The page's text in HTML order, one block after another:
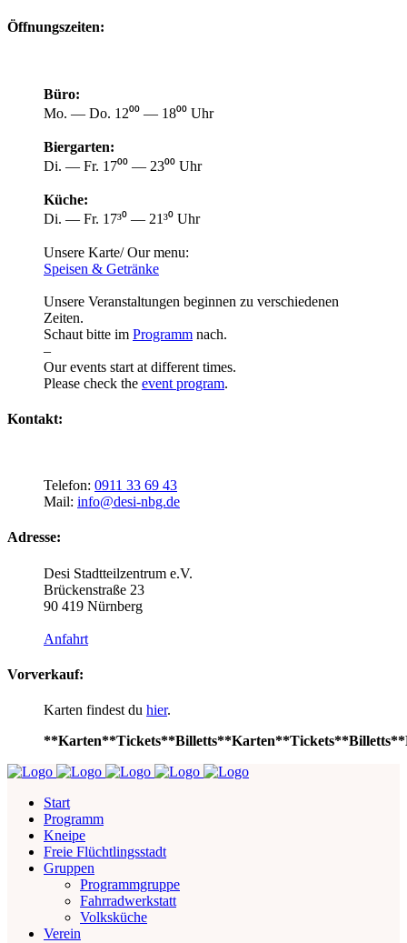
Öffnungszeiten:
Büro:
Mo. — Do. 12⁰⁰ — 18⁰⁰ Uhr
Biergarten:
Di. — Fr. 17⁰⁰ — 23⁰⁰ Uhr
Küche:
Di. — Fr. 17³⁰ — 21³⁰ Uhr
Unsere Karte/ Our menu:
Speisen & Getränke
Unsere Veranstaltungen beginnen zu verschiedenen
Zeiten.
Schaut bitte im Programm nach.
–
Our events start at different times.
Please check the event program.
Kontakt:
Telefon: 0911 33 69 43
Mail: info@desi-nbg.de
Adresse:
Desi Stadtteilzentrum e.V.
Brückenstraße 23
90 419 Nürnberg
Anfahrt
Vorverkauf:
Karten findest du hier.
Start
Programm
Kneipe
Freie Flüchtlingsstadt
Gruppen
Programmgruppe
Fahrradwerkstatt
Volksküche
Verein